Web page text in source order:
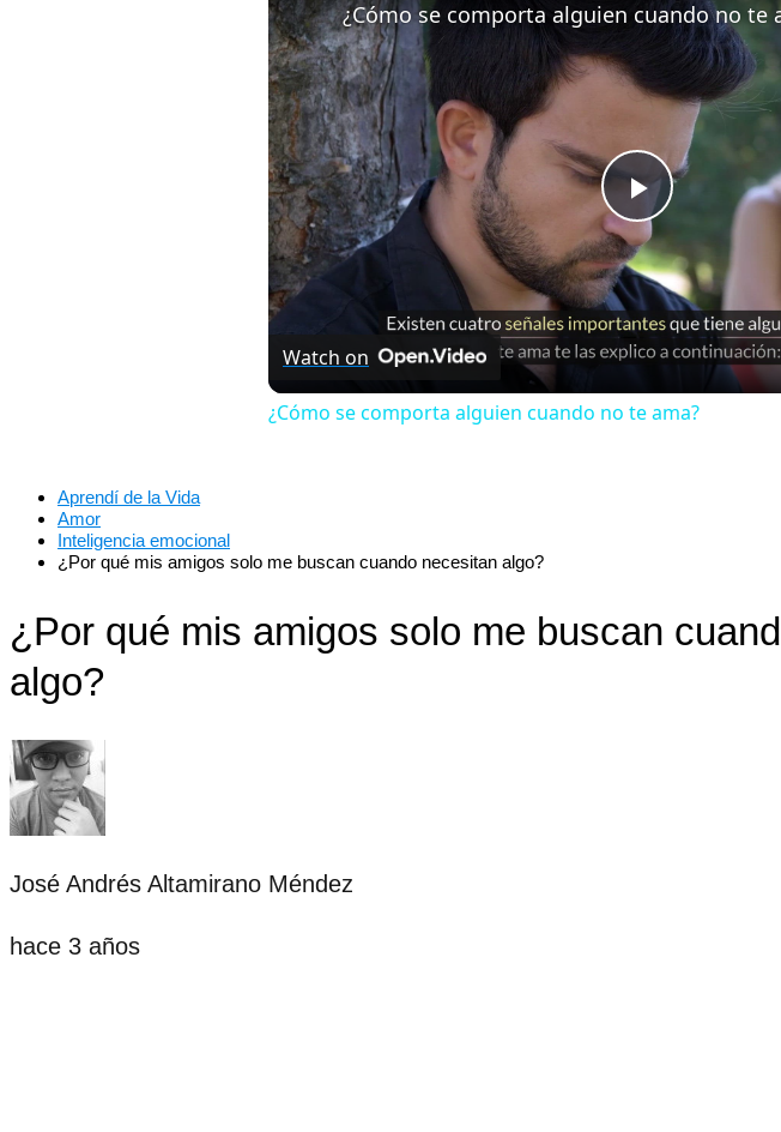
Play
Video
¿Cómo se comporta alguien cuando no te
Watch on
¿Cómo se comporta alguien cuando no te ama?
Aprendí de la Vida
Amor
Inteligencia emocional
¿Por qué mis amigos solo me buscan cuando necesitan algo?
¿Por qué mis amigos solo me buscan
algo?
José Andrés Altamirano Méndez
hace 3 años